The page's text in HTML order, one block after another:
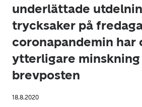
underlättade
trycksaker på
coronapandemin har
ytterligare
brevposten
18.8.2020